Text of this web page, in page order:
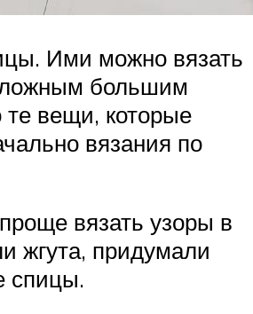
Ими можно вязать
большим
вещи, которые
вязания по
вязать узоры в
жгута, придумали
спицы.